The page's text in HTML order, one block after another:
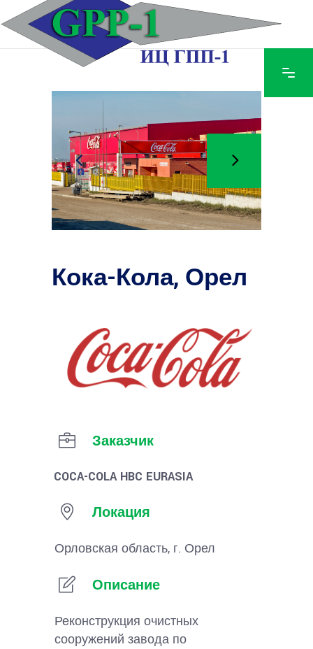
Кока-Кола, Орел
Заказчик
COCA-COLA HBC EURASIA
Локация
Орловская область, г. Орел
Описание
Реконструкция очистных
сооружений завода по